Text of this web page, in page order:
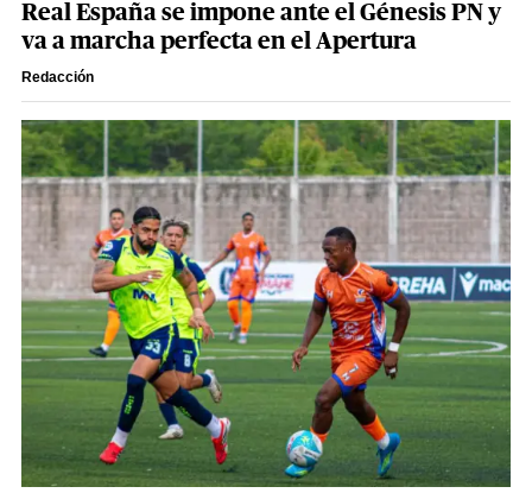
Real España se impone ante el Génesis PN y
va a marcha perfecta en el Apertura
Redacción